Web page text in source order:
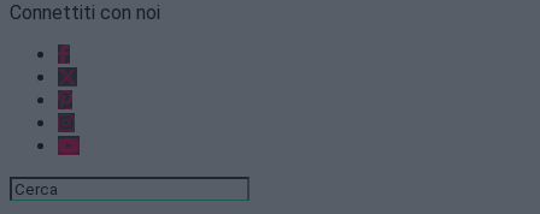
Connettiti con noi